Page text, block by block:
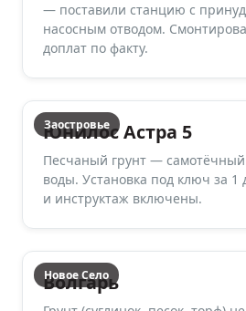
— поставили станцию с
насосным отводом.
доплат по факту.
Заостровье
Юнилос Астра 5
Песчаный грунт —
воды. Установка под ключ за 1
и инструктаж включены.
Новое Село
Волгарь